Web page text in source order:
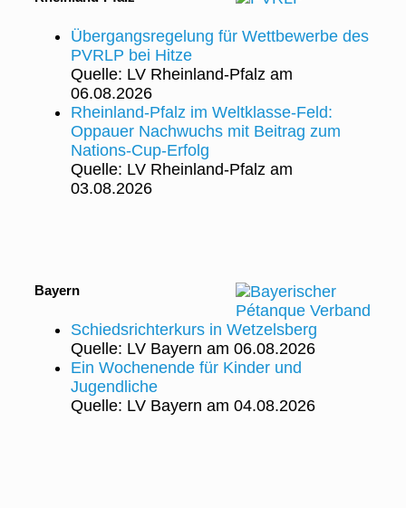
Übergangsregelung für Wettbewerbe des
PVRLP bei Hitze
Quelle: LV Rheinland-Pfalz am
06.08.2026
Rheinland‑Pfalz im Weltklasse‑Feld:
Oppauer Nachwuchs mit Beitrag zum
Nations‑Cup‑Erfolg
Quelle: LV Rheinland-Pfalz am
03.08.2026
Bayern
Schiedsrichterkurs in Wetzelsberg
Quelle: LV Bayern am 06.08.2026
Ein Wochenende für Kinder und
Jugendliche
Quelle: LV Bayern am 04.08.2026